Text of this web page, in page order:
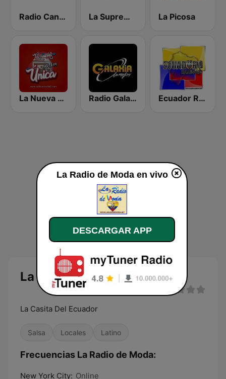
Radio Canela Guayas La Suprema Estacion 96.1 FM La Picosa
La Nueva Unica 94.5 FM Radio Galaxia Ecuador Radio HD
La Radio de Moda
La Casita Del Ecuador
Salsa Locales Latino
Frecuencias La Radio de Moda:
New York City: Online
La Radio de Moda en vivo
DESCARGAR APP